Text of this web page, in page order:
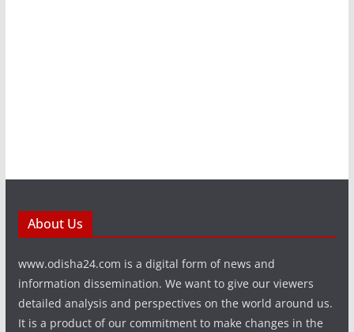
About Us
www.odisha24.com is a digital form of news and
information dissemination. We want to give our viewers
detailed analysis and perspectives on the world around us.
It is a product of our commitment to make changes in the